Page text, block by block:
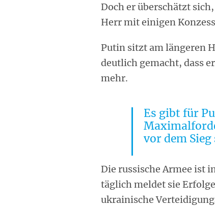
Doch er überschätzt
Herr mit einigen
Putin sitzt am längeren
deutlich gemacht, dass
mehr.
Es gibt für
vor dem
Die russische Armee ist
täglich meldet sie
ukrainische